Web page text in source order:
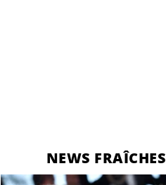
NEWS FRAÎCHES